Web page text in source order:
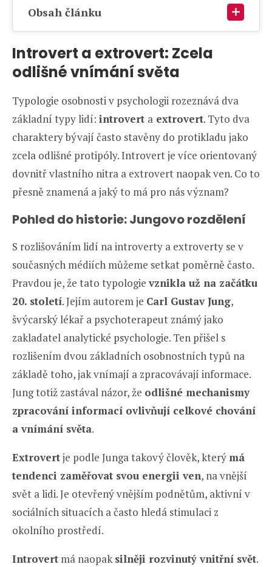
Obsah článku
Introvert a extrovert: Zcela
odlišné vnímání světa
Typologie osobnosti v psychologii rozeznává dva
základní typy lidí: introvert a extrovert. Tyto dva
charaktery bývají často stavěny do protikladu jako
zcela odlišné protipóly. Introvert je více orientovaný
dovnitř vlastního nitra a extrovert naopak ven. Co to
přesně znamená a jaký to má pro nás význam?
Pohled do historie: Jungovo rozdělení
S rozlišováním lidí na introverty a extroverty se v
současných médiích můžeme setkat poměrně často.
Pravdou je, že tato typologie vznikla už na začátku
20. století. Jejím autorem je Carl Gustav Jung,
švýcarský lékař a psychoterapeut známý jako
zakladatel analytické psychologie. Ten přišel s
rozlišením dvou základních osobnostních typů na
základě toho, jak vnímají a zpracovávají informace.
Jung totiž zastával názor, že odlišné mechanismy
zpracování informací ovlivňují celkové chování
a vnímání světa.
Extrovertje podle Junga takový člověk, který má
tendenci zaměřovat svou energii ven, na vnější
svět a lidi. Je otevřený vnějším podnětům, aktivní v
sociálních situacích a často hledá stimulaci z
okolního prostředí.
Introvert má naopaksilněji rozvinutý vnitřní svět.